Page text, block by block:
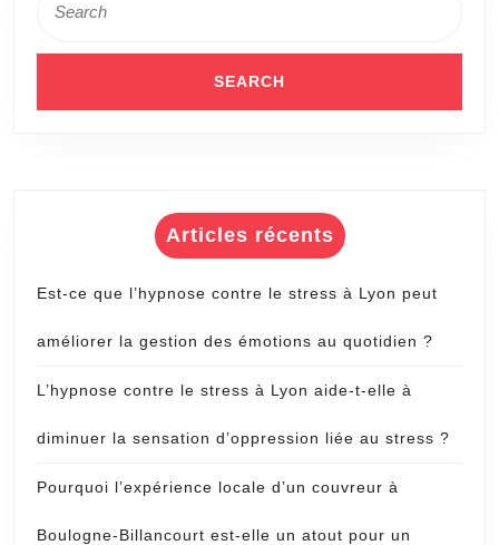
for:
Articles récents
Est-ce que l’hypnose contre le stress à Lyon peut
améliorer la gestion des émotions au quotidien ?
L’hypnose contre le stress à Lyon aide-t-elle à
diminuer la sensation d’oppression liée au stress ?
Pourquoi l’expérience locale d’un couvreur à
Boulogne-Billancourt est-elle un atout pour un